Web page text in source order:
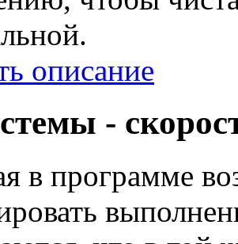
описание
-
в программе